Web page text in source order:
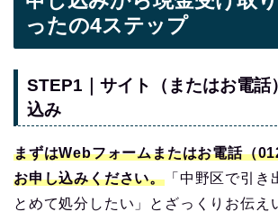
ったの4ステップ
STEP1｜サイト（またはお電話
込み
まずはWebフォームまたはお電話（
お申し込みください。 「中野区で引き
とめて処分したい」とざっくりお伝え